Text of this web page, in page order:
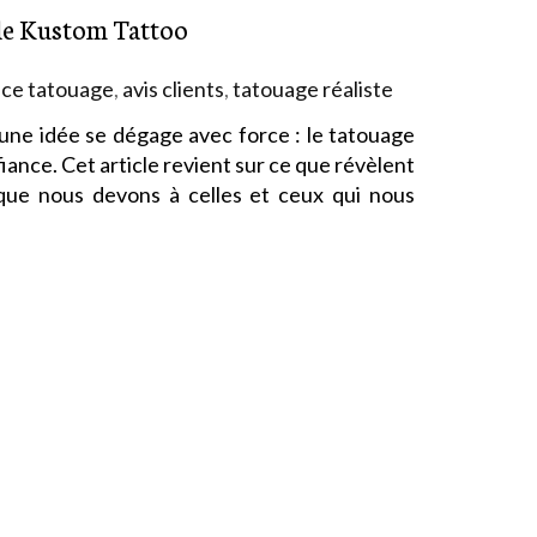
Kustom Tattoo
tatouage, avis clients,tatouage réaliste
idée se dégage avec force : le tatouage
Cet article revient sur ce que révèlent
nous devons à celles et ceux qui nous